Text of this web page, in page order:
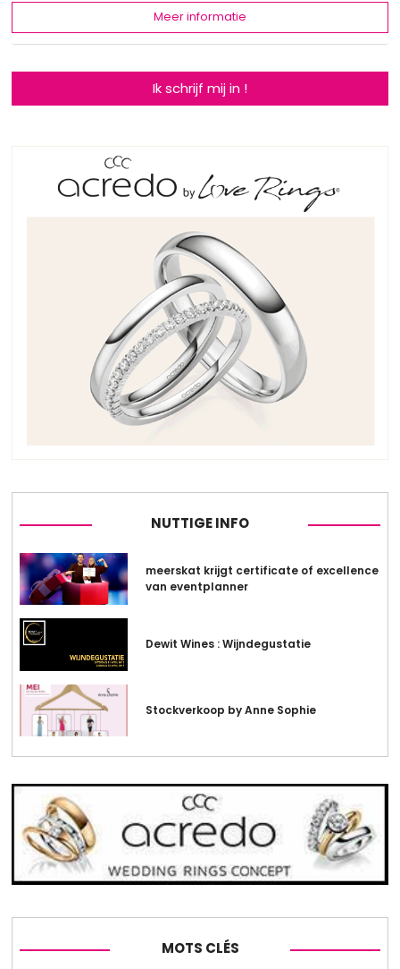
Meer informatie
Ik schrijf mij in !
NUTTIGE INFO
meerskat krijgt certificate of excellence
van eventplanner
Dewit Wines : Wijndegustatie
Stockverkoop by Anne Sophie
MOTS CLÉS